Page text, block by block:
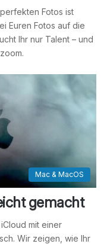
Fotos ist
Euren Fotos auf die
Ihr nur Talent – und
Mac & MacOS
gemacht
mit einer
Wir zeigen, wie Ihr